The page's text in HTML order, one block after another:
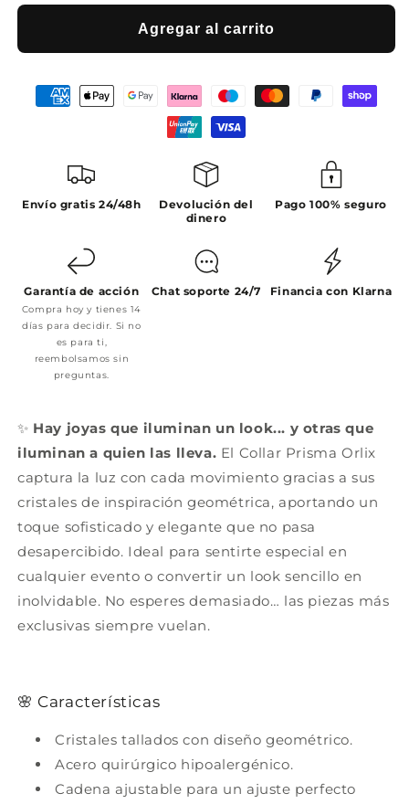
Agregar al carrito
Envío gratis 24/48h
Devolución del
dinero
Pago 100% seguro
Garantía de acción
Compra hoy y tienes 14
días para decidir. Si no
es para ti,
reembolsamos sin
preguntas.
Chat soporte 24/7 Financia con Klarna
✨ Hay joyas que iluminan un look... y otras que
iluminan a quien las lleva. El Collar Prisma Orlix
captura la luz con cada movimiento gracias a sus
cristales de inspiración geométrica, aportando un
toque sofisticado y elegante que no pasa
desapercibido. Ideal para sentirte especial en
cualquier evento o convertir un look sencillo en
inolvidable. No esperes demasiado… las piezas más
exclusivas siempre vuelan.
🌸 Características
Cristales tallados con diseño geométrico.
Acero quirúrgico hipoalergénico.
Cadena ajustable para un ajuste perfecto